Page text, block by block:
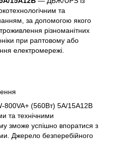
та
за допомогою якого
різноманітних
при раптовому або
електромережі.
(560Вт) 5A/15A12В
та технічними
зможе успішно впоратися з
Джерело безперебійного